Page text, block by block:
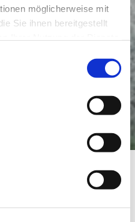
möglicherweise mit
Sie ihnen bereitgestellt
im Winter
Winter